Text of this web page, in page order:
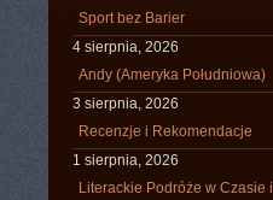
Sport bez Barier
4 sierpnia, 2026
Andy (Ameryka Południowa)
3 sierpnia, 2026
Recenzje i Rekomendacje
1 sierpnia, 2026
Literackie Podróże w Czasie i